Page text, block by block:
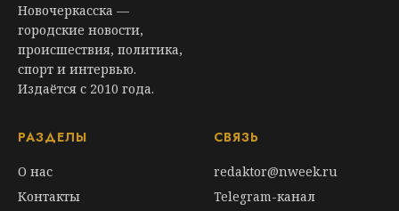
Новочеркасска —
городские новости,
происшествия, политика,
спорт и интервью.
Издаётся с 2010 года.
РАЗДЕЛЫ
О нас
Контакты
СВЯЗЬ
redaktor@nweek.ru
Telegram-канал